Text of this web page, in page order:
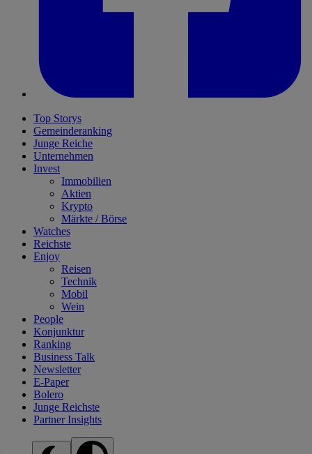
Top Storys
Gemeinderanking
Junge Reiche
Unternehmen
Invest
Immobilien
Aktien
Krypto
Märkte / Börse
Watches
Reichste
Enjoy
Reisen
Technik
Mobil
Wein
People
Konjunktur
Ranking
Business Talk
Newsletter
E-Paper
Bolero
Junge Reichste
Partner Insights